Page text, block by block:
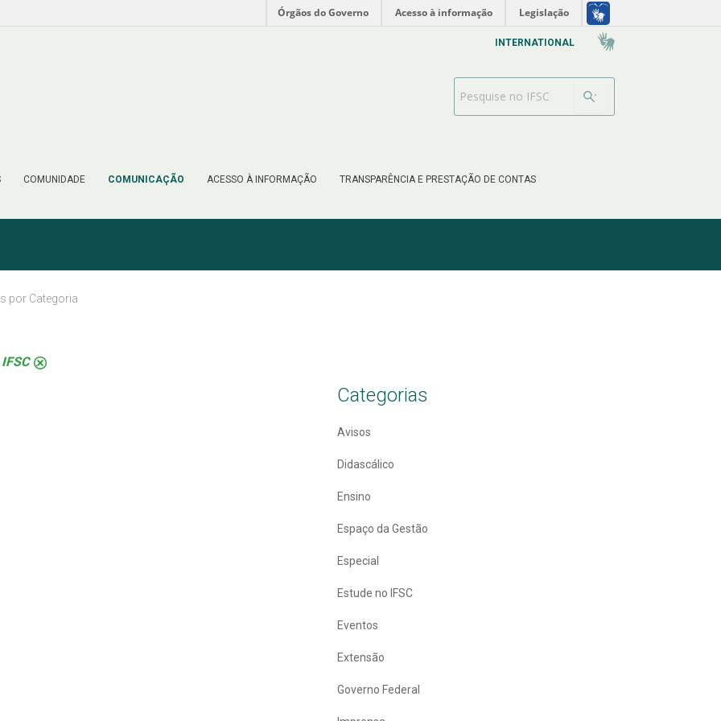
Órgãos do Governo Acesso à informação Legislação
COMUNIDADE COMUNICAÇÃO ACESSO À INFORMAÇÃO TRANSPARÊNCIA E PRESTAÇÃO DE CONTAS
INTERNATIONAL
Barra de busca
por Categoria
.
Categorias
Avisos
Didascálico
Ensino
Espaço da Gestão
Especial
Estude no IFSC
Eventos
Extensão
Governo Federal